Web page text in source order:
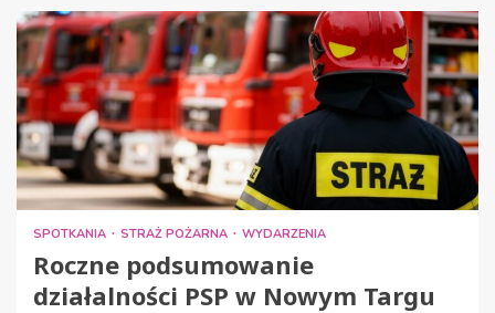
SPOTKANIA STRAŻ POŻARNA WYDARZENIA
Roczne podsumowanie
działalności PSP w Nowym Targu